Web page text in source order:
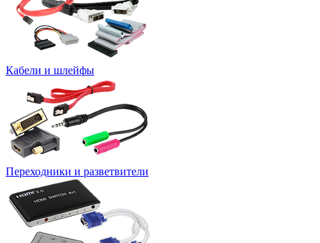
Кабели и шлейфы
Переходники и разветвители